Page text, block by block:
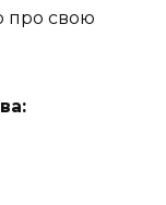
про свою